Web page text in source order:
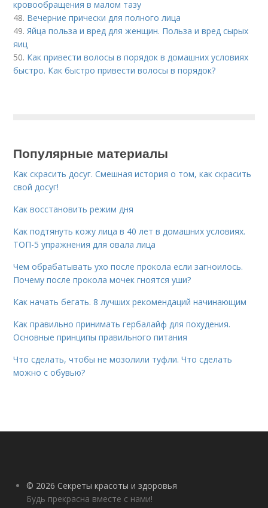
кровообращения в малом тазу
48. Вечерние прически для полного лица
49.Яйца польза и вред для женщин. Польза и вред сырых
яиц
50. Как привести волосы в порядок в домашних условиях
быстро. Как быстро привести волосы в порядок?
Популярные материалы
Как скрасить досуг. Смешная история о том, как скрасить
свой досуг!
Как восстановить режим дня
Как подтянуть кожу лица в 40 лет в домашних условиях.
ТОП-5 упражнения для овала лица
Чем обрабатывать ухо после прокола если загноилось.
Почему после прокола мочек гноятся уши?
Как начать бегать. 8 лучших рекомендаций начинающим
Как правильно принимать гербалайф для похудения.
Основные принципы правильного питания
Что сделать, чтобы не мозолили туфли. Что сделать
можно с обувью?
© 2026 Секреты красоты и здоровья
Будь прекрасна вместе с нами!